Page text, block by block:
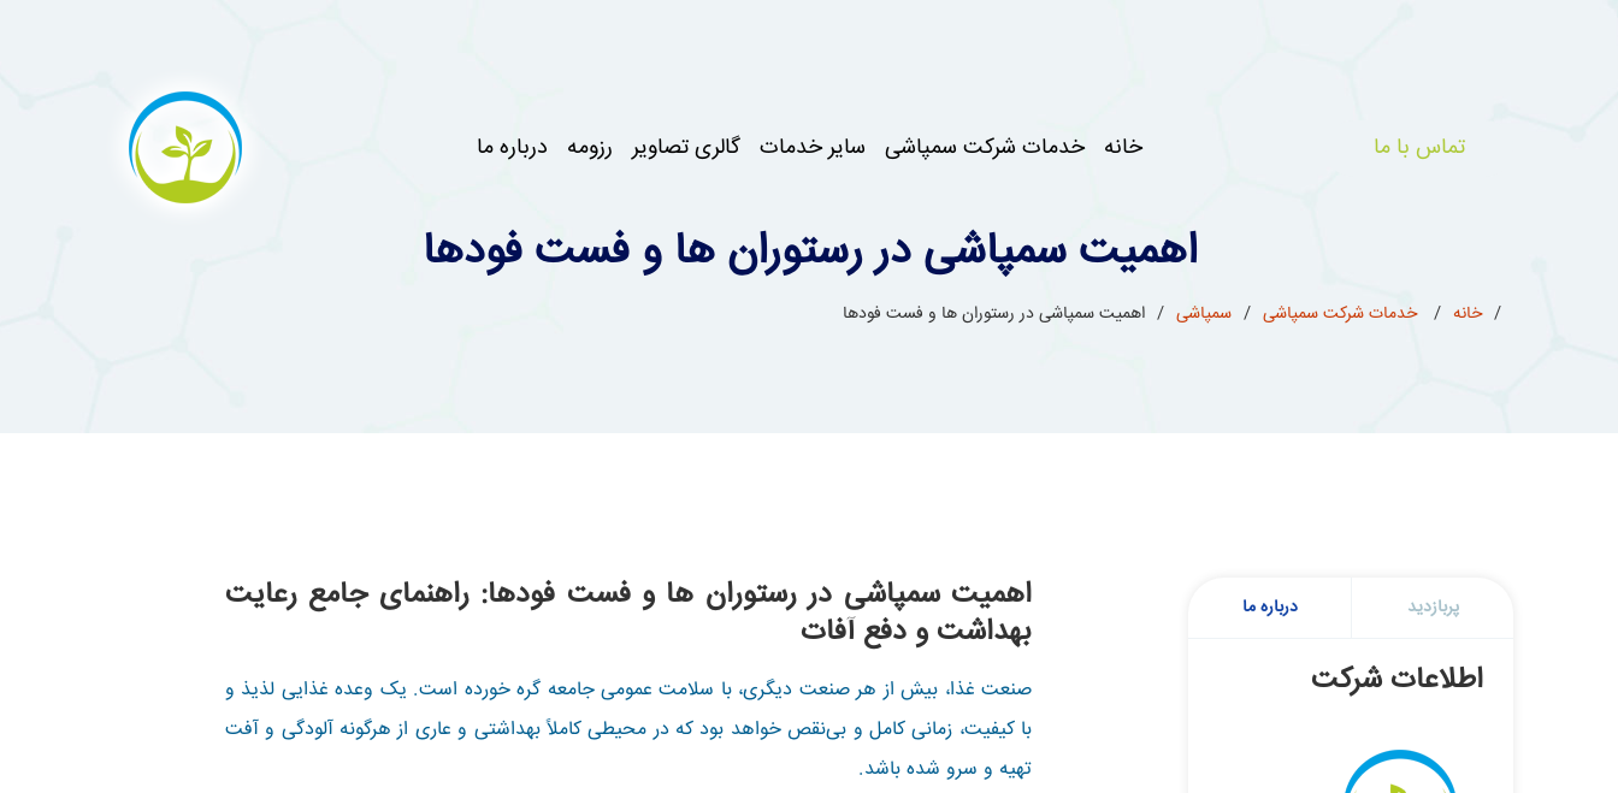
خانه خدمات شرکت سمپاشی سایر خدمات گالری تصاویر رزومه درباره ما تماس با ما
اهمیت سمپاشی در رستوران ها و فست فودها
خانه خدمات شرکت سمپاشی سمپاشی اهمیت سمپاشی در رستوران ها و فست فودها
اهمیت سمپاشی در رستوران ها و فست فودها: راهنمای جامع رعایت
بهداشت و دفع آفات
صنعت غذا، بیش از هر صنعت دیگری، با سلامت عمومی جامعه گره خورده است. یک وعده غذایی لذیذ و
با کیفیت، زمانی کامل و بی‌نقص خواهد بود که در محیطی کاملاً بهداشتی و عاری از هرگونه آلودگی و آفت
تهیه و سرو شده باشد.
درباره ما پربازدید
اطلاعات شرکت